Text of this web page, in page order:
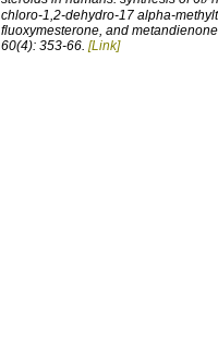
chloro-1,2-dehydro-17 alpha-
fluoxymesterone, and
60(4): 353-66. [Link]